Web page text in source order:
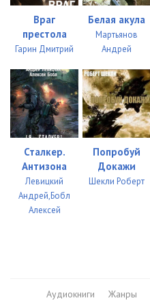
33. Глава 33
34. Глава 34
35. Глава 35
36. Глава 36
37. Глава 37
38. Глава 38
39. Глава 39
40. Глава 40
Враг
престола
Гарин Дмитрий
Белая акула
Мартьянов
Андрей
Сталкер.
Антизона
Левицкий
Андрей,Бобл
Алексей
Попробуй
Докажи
Шекли Роберт
Аудиокниги Жанры